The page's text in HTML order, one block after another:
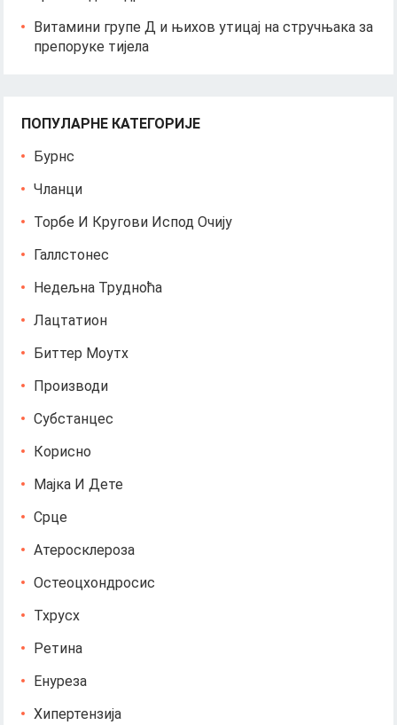
Витамини групе Д и њихов утицај на стручњака за
препоруке тијела
ПОПУЛАРНЕ КАТЕГОРИЈЕ
Бурнс
Чланци
Торбе И Кругови Испод Очију
Галлстонес
Недељна Трудноћа
Лацтатион
Биттер Моутх
Производи
Субстанцес
Корисно
Мајка И Дете
Срце
Атеросклероза
Остеоцхондросис
Тхрусх
Ретина
Енуреза
Хипертензија